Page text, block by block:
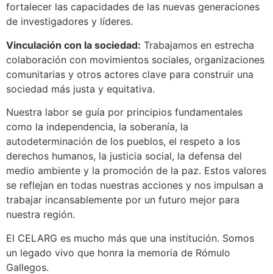
fortalecer las capacidades de las nuevas generaciones
de investigadores y líderes.
Vinculación con la sociedad: Trabajamos en estrecha
colaboración con movimientos sociales, organizaciones
comunitarias y otros actores clave para construir una
sociedad más justa y equitativa.
Nuestra labor se guía por principios fundamentales
como la independencia, la soberanía, la
autodeterminación de los pueblos, el respeto a los
derechos humanos, la justicia social, la defensa del
medio ambiente y la promoción de la paz. Estos valores
se reflejan en todas nuestras acciones y nos impulsan a
trabajar incansablemente por un futuro mejor para
nuestra región.
El CELARG es mucho más que una institución. Somos
un legado vivo que honra la memoria de Rómulo
Gallegos.